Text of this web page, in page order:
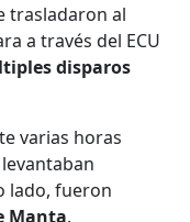
trasladaron al
a través del ECU
disparos
varias horas
lado, fueron
Manta.